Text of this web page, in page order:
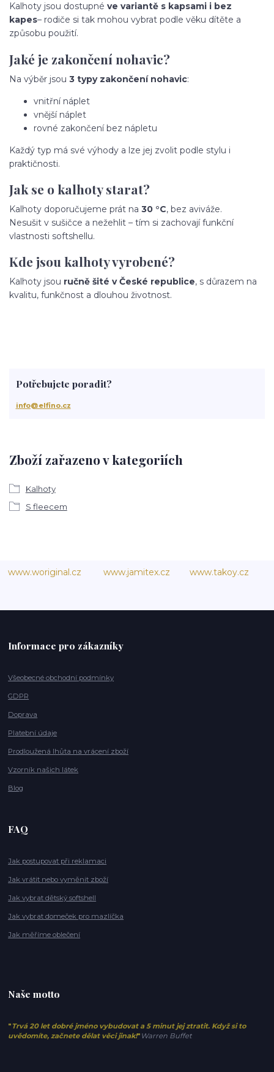
Kalhoty jsou dostupné ve variantě s kapsami i bez
kapes– rodiče si tak mohou vybrat podle věku dítěte a
způsobu použití.
Jaké je zakončení nohavic?
Na výběr jsou 3 typy zakončení nohavic:
vnitřní náplet
vnější náplet
rovné zakončení bez nápletu
Každý typ má své výhody a lze jej zvolit podle stylu i
praktičnosti.
Jak se o kalhoty starat?
Kalhoty doporučujeme prát na 30 °C, bez aviváže.
Nesušit v sušičce a nežehlit – tím si zachovají funkční
vlastnosti softshellu.
Kde jsou kalhoty vyrobené?
Kalhoty jsou ručně šité v České republice, s důrazem na
kvalitu, funkčnost a dlouhou životnost.
Zboží zařazeno v kategoriích
Kalhoty
S fleecem
Potřebujete poradit?
info@elfino.cz
www.woriginal.cz www.jamitex.cz www.takoy.cz
Informace pro zákazníky
Všeobecné obchodní podmínky
GDPR
Doprava
Platební údaje
Prodloužená lhůta na vrácení zboží
Vzorník našich látek
Blog
FAQ
Jak postupovat při reklamaci
Jak vrátit nebo vyměnit zboží
Jak vybrat dětský softshell
Jak vybrat domeček pro mazlíčka
Jak měříme oblečení
Naše motto
" Trvá 20 let dobré jméno vybudovat a 5 minut jej ztratit. Když si to
uvědomíte, začnete dělat věci jinak!" Warren Buffet